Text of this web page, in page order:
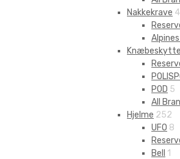
Nakkekrave 4
POD 5
All
Hjelme 252
UFO 8
Bell
1